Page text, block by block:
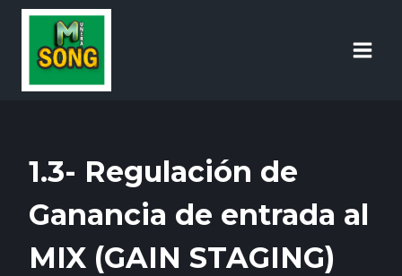
1.3- Regulación de
Ganancia de entrada al
MIX (GAIN STAGING)